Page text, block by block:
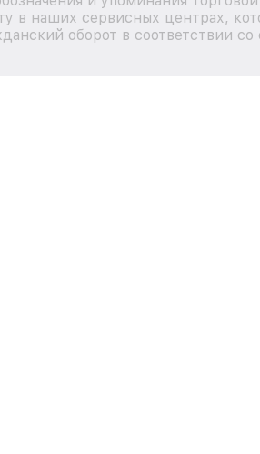
в наших сервисных центрах,
оборот в соответствии